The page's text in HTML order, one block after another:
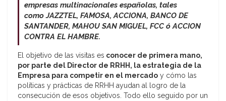
empresas multinacionales españolas, tales
como JAZZTEL, FAMOSA, ACCIONA, BANCO DE
SANTANDER, MAHOU SAN MIGUEL, FCC ó ACCION
CONTRA EL HAMBRE.
El objetivo de las visitas es conocer de primera mano,
por parte del Director de RRHH, la estrategia de la
Empresa para competir en el mercado y cómo las
políticas y prácticas de RRHH ayudan al logro de la
consecución de esos objetivos. Todo ello seguido por un